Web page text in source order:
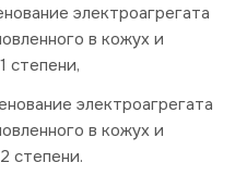
электроагрегата
в кожух и
степени,
электроагрегата
в кожух и
степени.